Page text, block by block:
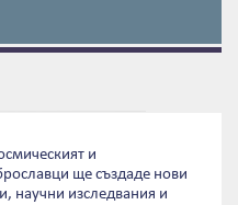
и
ще създаде нови
научни изследвания и